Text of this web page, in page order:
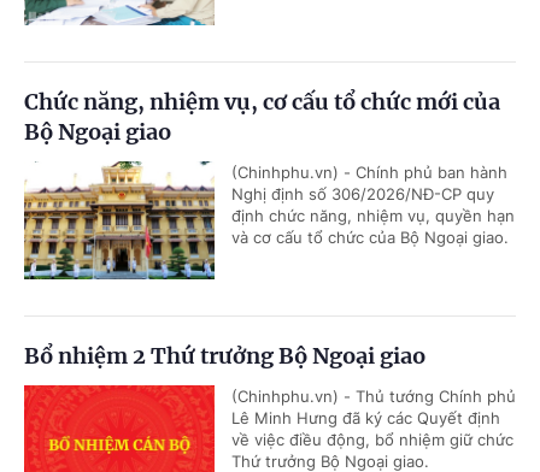
Chức năng, nhiệm vụ, cơ cấu tổ chức mới của
Bộ Ngoại giao
(Chinhphu.vn) - Chính phủ ban hành
Nghị định số 306/2026/NĐ-CP quy
định chức năng, nhiệm vụ, quyền hạn
và cơ cấu tổ chức của Bộ Ngoại giao.
Bổ nhiệm 2 Thứ trưởng Bộ Ngoại giao
(Chinhphu.vn) - Thủ tướng Chính phủ
Lê Minh Hưng đã ký các Quyết định
về việc điều động, bổ nhiệm giữ chức
Thứ trưởng Bộ Ngoại giao.